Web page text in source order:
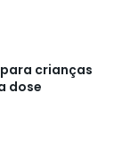
crianças
dose